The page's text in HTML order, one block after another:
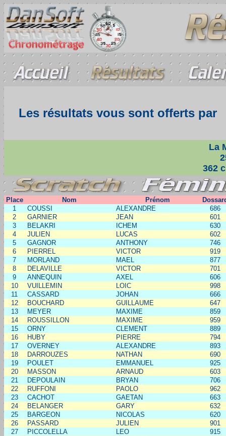
Les résultats vous sont offerts par
La
362
Place Nom Prénom
1
COUSSI ALEXANDRE
686
2
GARNIER JEAN
601
3
BELAKRI ICHEM
630
4
JULIEN LUCAS
602
5
GAGNOR ANTHONY
746
6
PIERREL VICTOR
919
7
MORLAND MAEL
877
8
DELAVILLE VICTOR
701
9
ANNEQUIN AXEL
606
10
VUILLEMIN LOIC
998
11
CASSARD JOHAN
666
12
BOUCHARD GUILLAUME
647
13
MEYER MAXIME
859
14
ROUSSILLON MAXIME
959
15
ORNY CLEMENT
889
16
HUBY PIERRE
794
17
OVERNEY ALEXANDRE
893
18
DARROUZES NATHAN
690
19
POULET EMMANUEL
925
20
MASSON ARNAUD
603
21
DEPOULAIN BRYAN
706
22
RUFFONI PAOLO
962
23
CACHOT GAETAN
663
24
BELANGER GARY
632
25
BARGEON NICOLAS
620
26
PASSARD JULIEN
901
27
PICCOLELLA LEO
915